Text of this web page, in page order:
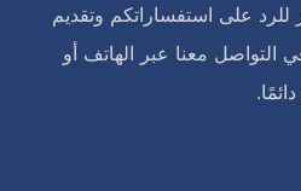
للرد على استفساراتكم وتقديم
التواصل معنا عبر الهاتف أو